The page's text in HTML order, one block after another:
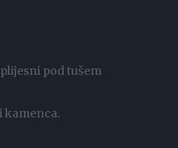
pod tušem
kamenca.